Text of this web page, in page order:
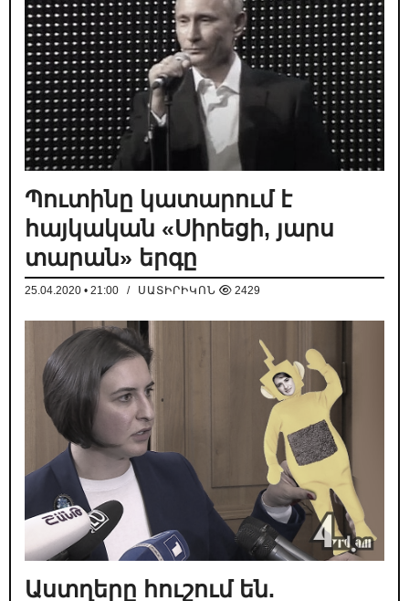
Պուտինը կատարում է
հայկական «Սիրեցի, յարս
տարան» երգը
25.04.2020 • 21:00 / ՍԱՏԻՐԻԿՈՆ 2429
Աստղերը հուշում են.